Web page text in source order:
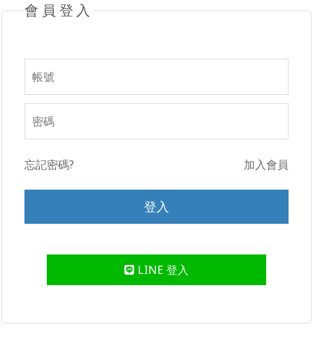
會員登入
忘記密碼? 加入會員
LINE 登入